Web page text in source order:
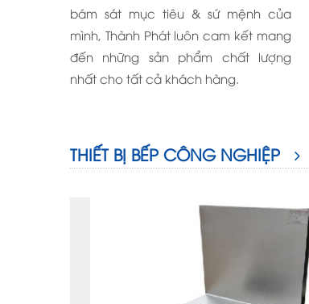
bám sát mục tiêu & sứ mệnh của
mình, Thành Phát luôn cam kết mang
đến những sản phẩm chất lượng
nhất cho tất cả khách hàng.
THIẾT BỊ BẾP CÔNG NGHIỆP